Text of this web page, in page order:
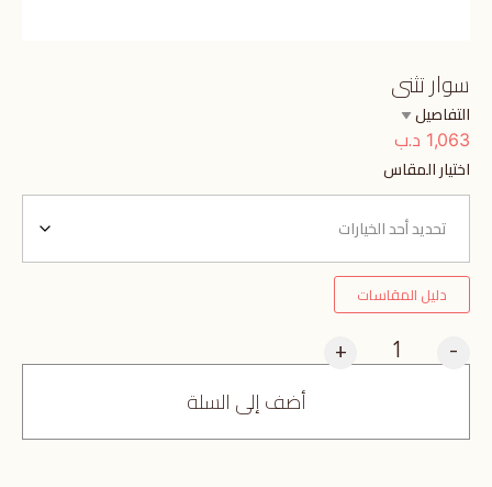
سوار تثنى
التفاصيل
1,063 د.ب
اختيار المقاس
دليل المقاسات
-
+
أضف إلى السلة